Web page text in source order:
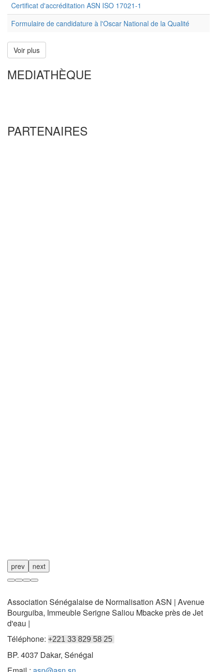
Certificat d'accréditation ASN ISO 17021-1
Formulaire de candidature à l'Oscar National de la Qualité
Voir plus
MEDIATHÈQUE
PARTENAIRES
prev next
Association Sénégalaise de Normalisation ASN | Avenue
Bourguiba, Immeuble Serigne Saliou Mbacke près de Jet
d'eau |
Téléphone: +221 33 829 58 25
BP. 4037 Dakar, Sénégal